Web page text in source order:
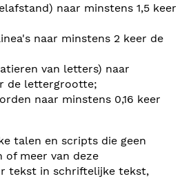
naar minstens 1,5 keer
naar minstens 2 keer de
van letters) naar
de lettergrootte;
naar minstens 0,16 keer
talen en scripts die geen
of meer van deze
tekst in schriftelijke tekst,